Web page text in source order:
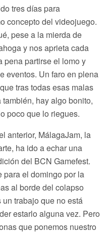
tres días para
concepto del videojuego.
pese a la mierda de
y nos aprieta cada
pena partirse el lomo y
eventos. Un faro en plena
tras todas esas malas
hay algo bonito,
poco que lo riegues.
anterior, MálagaJam, la
ha ido a echar una
del BCN Gamefest.
para el domingo por la
al borde del colapso
trabajo que no está
estarlo alguna vez. Pero
que ponemos nuestro